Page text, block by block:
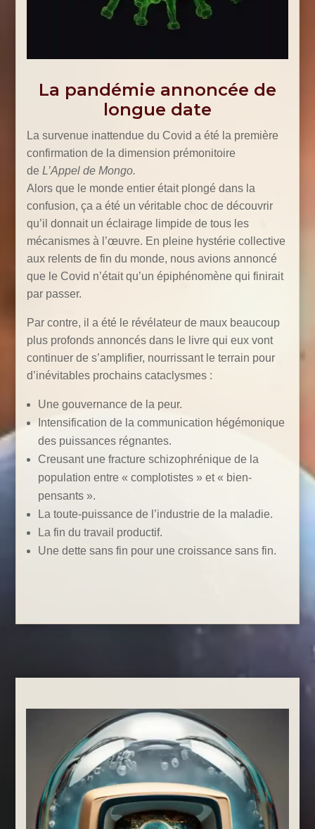
La pandémie annoncée de
longue date
La survenue inattendue du Covid a été la première
confirmation de la dimension prémonitoire
deL’Appel de Mongo.
Alors que le monde entier était plongé dans la
confusion, ça a été un véritable choc de découvrir
qu’il donnait un éclairage limpide de tous les
mécanismes à l’œuvre. En pleine hystérie collective
aux relents de fin du monde, nous avions annoncé
que le Covid n’était qu’un épiphénomène qui finirait
par passer.
Par contre, il a été le révélateur de maux beaucoup
plus profonds annoncés dans le livre qui eux vont
continuer de s’amplifier, nourrissant le terrain pour
d’inévitables prochains cataclysmes :
Une gouvernance de la peur.
Intensification de la communication hégémonique
des puissances régnantes.
Creusant une fracture schizophrénique de la
population entre « complotistes » et « bien-
pensants ».
La toute-puissance de l’industrie de la maladie.
La fin du travail productif.
Une dette sans fin pour une croissance sans fin.